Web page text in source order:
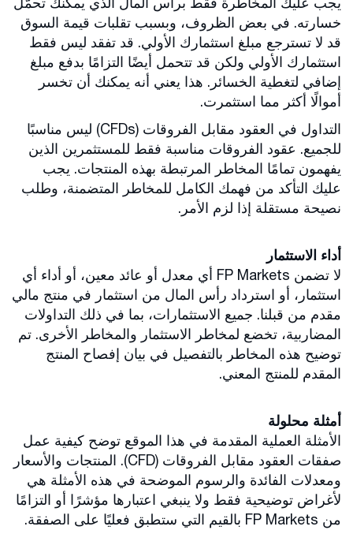
يجب عليك المخاطرة فقط برأس المال الذي يمكنك تحمّل
خسارته. في بعض الظروف، وبسبب تقلبات قيمة السوق
قد لا تسترجع مبلغ استثمارك الأولي. قد تفقد ليس فقط
استثمارك الأولي ولكن قد تتحمل أيضًا التزامًا بدفع مبلغ
إضافي لتغطية الخسائر. هذا يعني أنه يمكنك أن تخسر
أموالًا أكثر مما استثمرت.
التداول في العقود مقابل الفروقات (CFDs) ليس مناسبًا
للجميع. عقود الفروقات مناسبة فقط للمستثمرين الذين
يفهمون تمامًا المخاطر المرتبطة بهذه المنتجات. يجب
عليك التأكد من فهمك الكامل للمخاطر المتضمنة، وطلب
نصيحة مستقلة إذا لزم الأمر.
أداء الاستثمار
لا تضمن FP Markets أي معدل أو عائد معين، أو أداء أي
استثمار، أو استرداد رأس المال من استثمار في منتج مالي
مقدم من قبلنا. جميع الاستثمارات، بما في ذلك التداولات
المضاربية، تخضع لمخاطر الاستثمار والمخاطر الأخرى. تم
توضيح هذه المخاطر بالتفصيل في بيان إفصاح المنتج
المقدم للمنتج المعني.
أمثلة محلولة
الأمثلة العملية المقدمة في هذا الموقع توضح كيفية عمل
صفقات العقود مقابل الفروقات (CFD). المنتجات والأسعار
ومعدلات الفائدة والرسوم الموضحة في هذه الأمثلة هي
لأغراض توضيحية فقط ولا ينبغي اعتبارها مؤشرًا أو التزامًا
من FP Markets بالقيم التي ستطبق فعليًا على الصفقة.